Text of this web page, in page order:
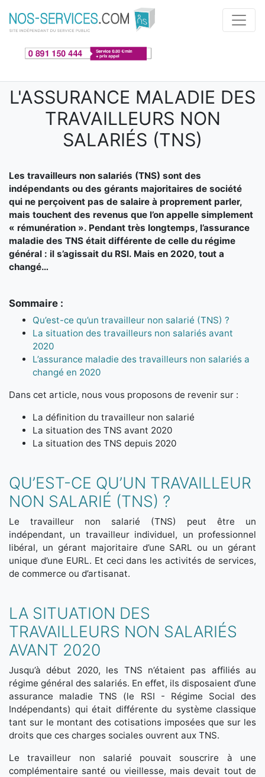
Aller au contenu principal
L'ASSURANCE MALADIE DES
TRAVAILLEURS NON
SALARIÉS (TNS)
Les travailleurs non salariés (TNS) sont des
indépendants ou des gérants majoritaires de société
qui ne perçoivent pas de salaire à proprement parler,
mais touchent des revenus que l’on appelle simplement
« rémunération ». Pendant très longtemps, l’assurance
maladie des TNS était différente de celle du régime
général : il s’agissait du RSI. Mais en 2020, tout a
changé…
Sommaire :
Qu’est-ce qu’un travailleur non salarié (TNS) ?
La situation des travailleurs non salariés avant
2020
L’assurance maladie des travailleurs non salariés a
changé en 2020
Dans cet article, nous vous proposons de revenir sur :
La définition du travailleur non salarié
La situation des TNS avant 2020
La situation des TNS depuis 2020
QU’EST-CE QU’UN TRAVAILLEUR
NON SALARIÉ (TNS) ?
Le travailleur non salarié (TNS) peut être un
indépendant, un travailleur individuel, un professionnel
libéral, un gérant majoritaire d’une SARL ou un gérant
unique d’une EURL. Et ceci dans les activités de services,
de commerce ou d’artisanat.
LA SITUATION DES
TRAVAILLEURS NON SALARIÉS
AVANT 2020
Jusqu’à début 2020, les TNS n’étaient pas affiliés au
régime général des salariés. En effet, ils disposaient d’une
assurance maladie TNS (le RSI - Régime Social des
Indépendants) qui était différente du système classique
tant sur le montant des cotisations imposées que sur les
droits que ces charges sociales ouvrent aux TNS.
Le travailleur non salarié pouvait souscrire à une
complémentaire santé ou vieillesse, mais devait tout de